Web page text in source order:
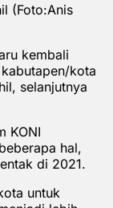
(Foto:Anis
kembali
kota
selanjutnya
KONI
hal,
di 2021.
untuk